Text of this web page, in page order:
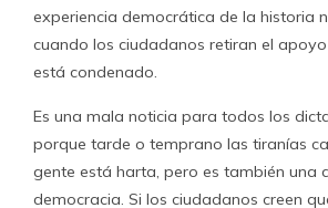
experiencia democrática de la historia
cuando los ciudadanos retiran el
está condenado.
Es una mala noticia para todos los
porque tarde o temprano las tiranías
gente está harta, pero es también una
democracia. Si los ciudadanos creen